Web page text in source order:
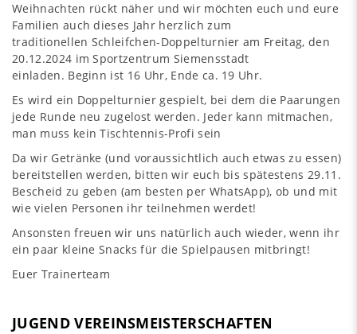
Weihnachten rückt näher und wir möchten euch und eure
Familien auch dieses Jahr herzlich zum
traditionellen Schleifchen-Doppelturnier am Freitag, den
20.12.2024 im Sportzentrum Siemensstadt
einladen. Beginn ist 16 Uhr, Ende ca. 19 Uhr.
Es wird ein Doppelturnier gespielt, bei dem die Paarungen
jede Runde neu zugelost werden. Jeder kann mitmachen,
man muss kein Tischtennis-Profi sein
Da wir Getränke (und voraussichtlich auch etwas zu essen)
bereitstellen werden, bitten wir euch bis spätestens 29.11.
Bescheid zu geben (am besten per WhatsApp), ob und mit
wie vielen Personen ihr teilnehmen werdet!
Ansonsten freuen wir uns natürlich auch wieder, wenn ihr
ein paar kleine Snacks für die Spielpausen mitbringt!
Euer Trainerteam
JUGEND VEREINSMEISTERSCHAFTEN